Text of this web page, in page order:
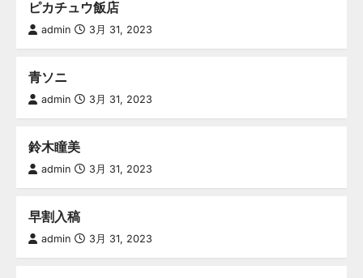
ピカチュウ飯店
admin 3月 31, 2023
青ソニ
admin 3月 31, 2023
鈴木瞳美
admin 3月 31, 2023
早割入稿
admin 3月 31, 2023